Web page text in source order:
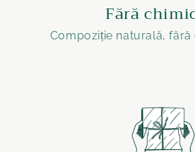
Fără
Compoziție naturală,